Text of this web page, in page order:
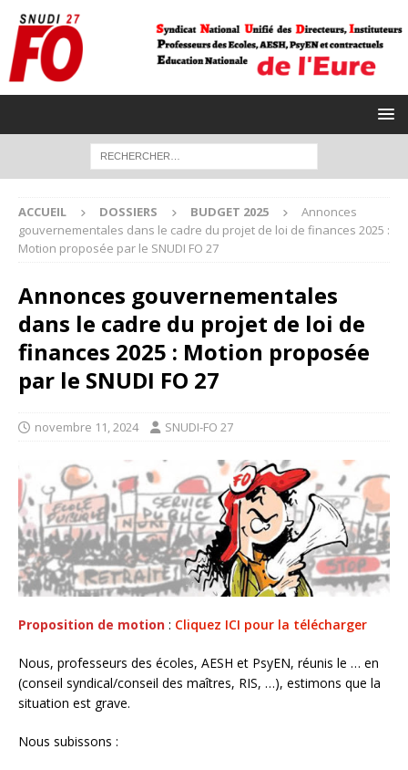
ACCUEIL DOSSIERS BUDGET 2025
Annonces
gouvernementales dans le cadre du projet de loi de finances 2025 :
Motion proposée par le SNUDI FO 27
Annonces gouvernementales
dans le cadre du projet de loi de
finances 2025 : Motion proposée
par le SNUDI FO 27
novembre 11, 2024 SNUDI-FO 27
Proposition de motion : Cliquez ICI pour la télécharger
Nous, professeurs des écoles, AESH et PsyEN, réunis le … en
(conseil syndical/conseil des maîtres, RIS, …), estimons que la
situation est grave.
Nous subissons :